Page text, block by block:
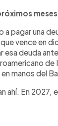
a pagar una
vence en
esa deuda
manos del
ahí. En